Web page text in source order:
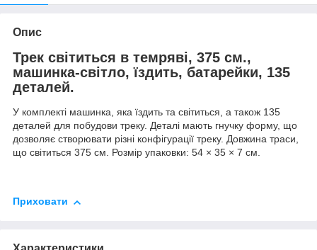
Опис
Трек світиться в темряві, 375 см.,
машинка-світло, їздить, батарейки, 135
деталей.
У комплекті машинка, яка їздить та світиться, а також 135
деталей для побудови треку. Деталі мають гнучку форму, що
дозволяє створювати різні конфігурації треку. Довжина траси,
що світиться 375 см. Розмір упаковки: 54 × 35 × 7 см.
Приховати